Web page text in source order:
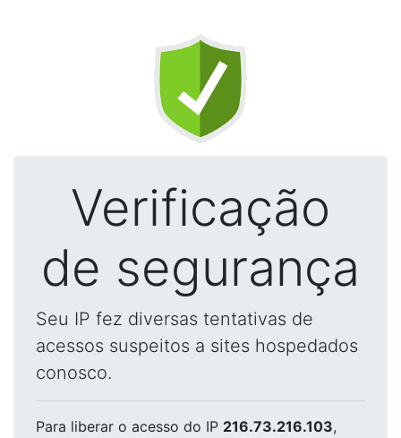
Verificação
de segurança
Seu IP fez diversas tentativas de
acessos suspeitos a sites hospedados
conosco.
Para liberar o acesso do IP 216.73.216.103,